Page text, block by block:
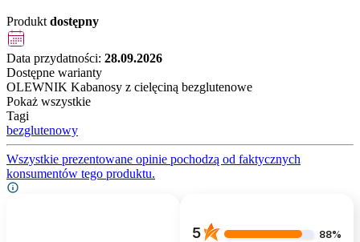
Produkt dostępny
Data przydatności: 28.09.2026
Dostępne warianty
OLEWNIK Kabanosy z cielęciną bezglutenowe
Pokaż wszystkie
Tagi
bezglutenowy
Wszystkie prezentowane opinie pochodzą od faktycznych
konsumentów tego produktu.
5 88%